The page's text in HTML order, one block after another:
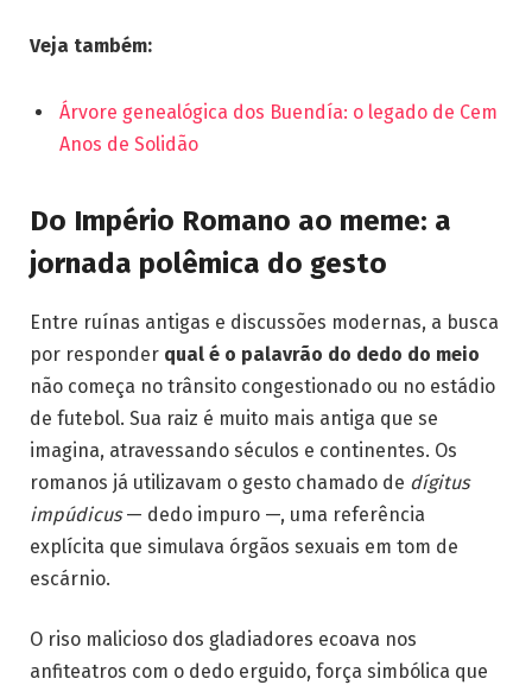
Veja também:
Árvore genealógica dos Buendía: o legado de Cem
Anos de Solidão
Do Império Romano ao meme: a
jornada polêmica do gesto
Entre ruínas antigas e discussões modernas, a busca
por responder qual é o palavrão do dedo do meio
não começa no trânsito congestionado ou no estádio
de futebol. Sua raiz é muito mais antiga que se
imagina, atravessando séculos e continentes. Os
romanos já utilizavam o gesto chamado de dígitus
impúdicus— dedo impuro —, uma referência
explícita que simulava órgãos sexuais em tom de
escárnio.
O riso malicioso dos gladiadores ecoava nos
anfiteatros com o dedo erguido, força simbólica que